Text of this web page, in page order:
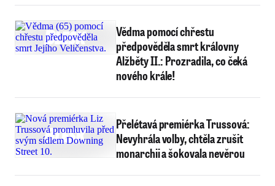
Vědma pomocí chřestu
předpověděla smrt královny
Alžběty II.: Prozradila, co čeká
nového krále!
Přelétavá premiérka Trussová:
Nevyhrála volby, chtěla zrušit
monarchii a šokovala nevěrou